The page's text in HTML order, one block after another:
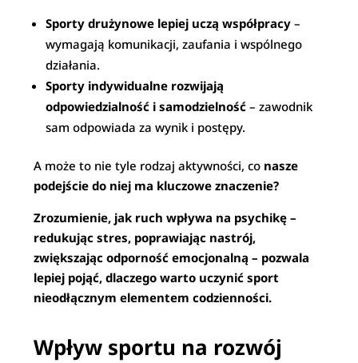
Sporty drużynowe lepiej uczą współpracy –
wymagają komunikacji, zaufania i wspólnego
działania.
Sporty indywidualne rozwijają
odpowiedzialność i samodzielność – zawodnik
sam odpowiada za wynik i postępy.
A może to nie tyle rodzaj aktywności, co nasze
podejście do niej ma kluczowe znaczenie?
Zrozumienie, jak ruch wpływa na psychikę –
redukując stres, poprawiając nastrój,
zwiększając odporność emocjonalną – pozwala
lepiej pojąć, dlaczego warto uczynić sport
nieodłącznym elementem codzienności.
Wpływ sportu na rozwój